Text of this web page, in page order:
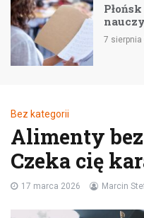
7 sierpnia
Bez kategorii
Alimenty
Czeka cię
17 marca 2026 Marcin